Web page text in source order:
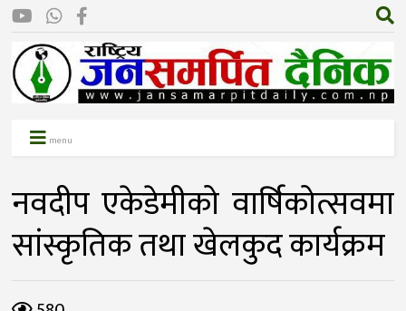
menu
नवदीप एकेडेमीको वार्षिकोत्सवमा
सांस्कृतिक तथा खेलकुद कार्यक्रम